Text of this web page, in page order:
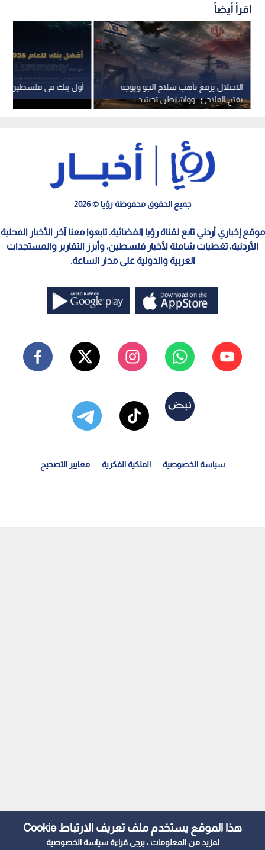
هذا الموقع يستخدم ملف تعريف الارتباط Cookie
لمزيد من المعلومات ، يرجى قراءةسياسة الخصوصية
اقرأ أيضاً
أول بنك في فلسطين
الاحتلال يرفع تأهب سلاح الجو ويوجه
بفتح الملاجئ.. وواشنطن تحشد
القوات وسط توتر مع إيران
جميع الحقوق محفوظة رؤيا © 2026
موقع إخباري أردني تابع لقناة رؤيا الفضائية. تابعوا معنا آخر الأخبار المحلية
الأردنية، تغطيات شاملة لأخبار فلسطين، وأبرز التقارير والمستجدات
العربية والدولية على مدار الساعة.
سياسة الخصوصية الملكية الفكرية معايير التصحيح